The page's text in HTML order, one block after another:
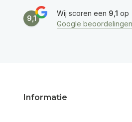
9,1
Wij scoren een 9,1 op
Google beoordelingen
Informatie